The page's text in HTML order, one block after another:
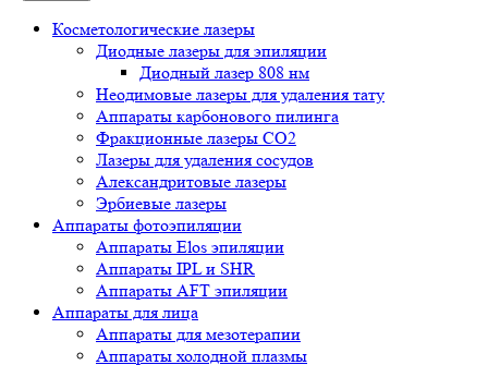
Косметологические лазеры
Диодные лазеры для эпиляции
Диодный лазер 808 нм
Неодимовые лазеры для удаления тату
Аппараты карбонового пилинга
Фракционные лазеры CO2
Лазеры для удаления сосудов
Александритовые лазеры
Эрбиевые лазеры
Аппараты фотоэпиляции
Аппараты Elos эпиляции
Аппараты IPL и SHR
Аппараты AFT эпиляции
Аппараты для лица
Аппараты для мезотерапии
Аппараты холодной плазмы